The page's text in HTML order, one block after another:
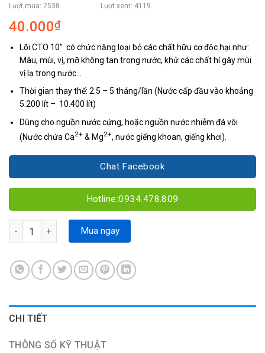
Lượt mua: 2538 Lượt xem: 4119
40.000₫
Lõi CTO 10” có chức năng loại bỏ các chất hữu cơ độc hại như:
Màu, mùi, vị, mỡ không tan trong nước, khử các chất hí gây mùi
vị lạ trong nước…
Thời gian thay thế: 2.5 – 5 tháng/lần (Nước cấp đầu vào khoảng
5.200 lít – 10.400 lít)
Dùng cho nguồn nước cứng, hoặc nguồn nước nhiễm đá vôi
(Nước chứa Ca2+ & Mg2+, nước giếng khoan, giếng khơi).
Chat Facebook
Hotline:0934.478.809
Lõi CTO 10'' số lượngMua ngay
CHI TIẾT
THÔNG SỐ KỸ THUẬT